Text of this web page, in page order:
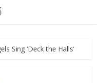
Sing ‘Deck the Halls’